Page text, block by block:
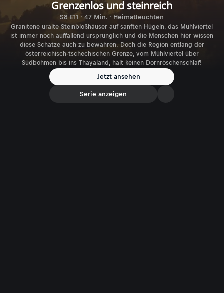
Grenzenlos und steinreich
S8 E11 · 47 Min. · Heimatleuchten
Granitene uralte Steinbloßhäuser auf sanften Hügeln, das Mühlviertel
ist immer noch auffallend ursprünglich und die Menschen hier wissen
diese Schätze auch zu bewahren. Doch die Region entlang der
österreichisch-tschechischen Grenze, vom Mühlviertel über
Südböhmen bis ins Thayaland, hält keinen Dornröschenschlaf!
Jetzt ansehen
Serie anzeigen